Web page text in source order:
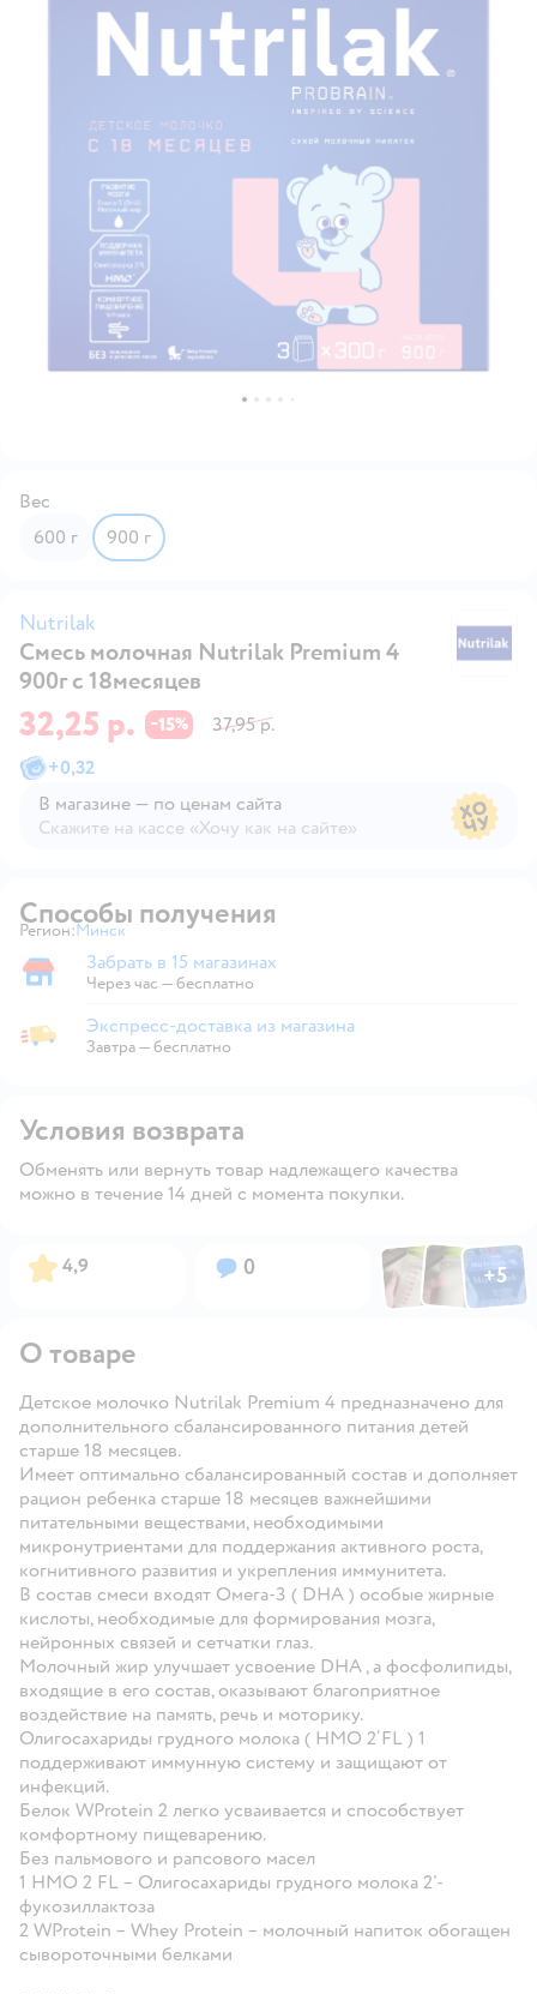
Вес
600 г
900 г
Nutrilak
Смесь молочная Nutrilak Premium 4
900г с 18месяцев
32,25 р. −15%
37,95 р.
+0,32
В магазине — по ценам сайта
Скажите на кассе «Хочу как на сайте»
Способы получения
Регион: Выбор адреса доставки.
Минск
Забрать в магазине
Забрать в 15 магазинах
Через час — бесплатно
Экспресс-доставка из магазина
Экспресс-доставка из магазина
Завтра—бесплатно
Условия возврата
Обменять или вернуть товар надлежащего качества
можно в течение 14 дней с момента покупки.
Рейтинг:
4,9 Вопросов:
0 ФотоФотоФото
+5
Открыть
О товаре
Детское молочко Nutrilak Premium 4 предназначено для
дополнительного сбалансированного питания детей
старше 18 месяцев.
Имеет оптимально сбалансированный состав и дополняет
рацион ребенка старше 18 месяцев важнейшими
питательными веществами, необходимыми
микронутриентами для поддержания активного роста,
когнитивного развития и укрепления иммунитета.
В состав смеси входят Омега-3 ( DHA ) особые жирные
кислоты, необходимые для формирования мозга,
нейронных связей и сетчатки глаз.
Молочный жир улучшает усвоение DHA , а фосфолипиды,
входящие в его состав, оказывают благоприятное
воздействие на память, речь и моторику.
Олигосахариды грудного молока ( HMO 2’FL ) 1
поддерживают иммунную систему и защищают от
инфекций.
Белок WProtein 2 легко усваивается и способствует
комфортному пищеварению.
Без пальмового и рапсового масел
1 HMO 2 FL – Олигосахариды грудного молока 2'-
фукозиллактоза
2 WProtein – Whey Protein – молочный напиток обогащен
сывороточными белками